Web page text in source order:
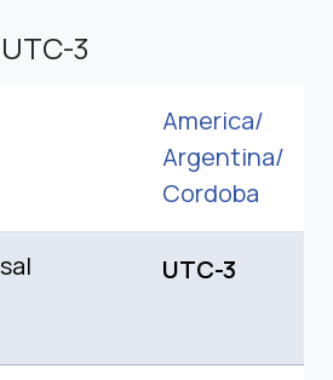
3
America/
Argentina/
Cordoba
UTC-3